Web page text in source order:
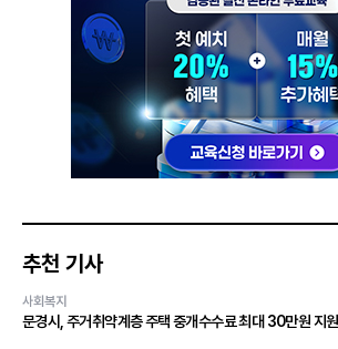
추천 기사
사회복지
문경시, 주거취약계층 주택 중개수수료 최대 30만원 지원